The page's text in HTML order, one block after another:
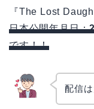
『The Lost
日本公開年月日：
です！！
配信